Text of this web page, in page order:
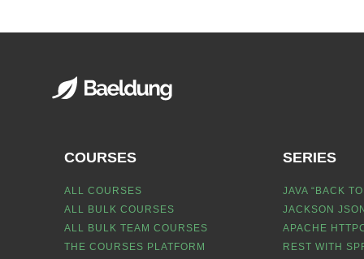
COURSES
ALL COURSES
ALL BULK COURSES
ALL BULK TEAM COURSES
THE COURSES PLATFORM
SERIES
JAVA “BACK
JACKSON
APACHE
REST WITH